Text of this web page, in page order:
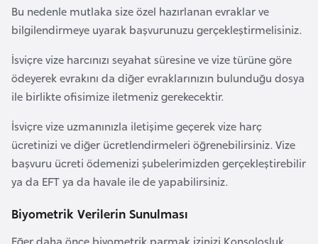
Bu nedenle mutlaka size özel hazırlanan evraklar ve
bilgilendirmeye uyarak başvurunuzu gerçekleştirmelisiniz.
İsviçre vize harcınızı seyahat süresine ve vize türüne göre
ödeyerek evrakını da diğer evraklarınızın bulunduğu dosya
ile birlikte ofisimize iletmeniz gerekecektir.
İsviçre vize uzmanınızla iletişime geçerek vize harç
ücretinizi ve diğer ücretlendirmeleri öğrenebilirsiniz. Vize
başvuru ücreti ödemenizi şubelerimizden gerçekleştirebilir
ya da EFT ya da havale ile de yapabilirsiniz.
Biyometrik Verilerin Sunulması
B
o
s
n
a
e
s